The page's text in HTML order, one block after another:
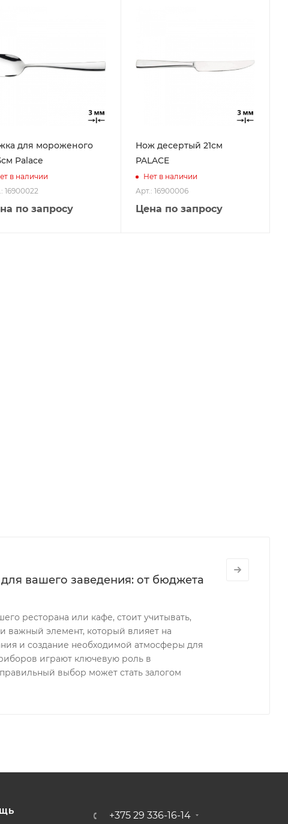
для мороженого
Palace
в наличии
16900022
по запросу
Нож десертый 21см
PALACE
Нет в наличии
Арт.: 16900006
Цена по запросу
вашего заведения: от бюджета
ресторана или кафе, стоит учитывать,
важный элемент, который влияет на
и создание необходимой атмосферы для
играют ключевую роль в
выбор может стать залогом
+375 29 336-16-14